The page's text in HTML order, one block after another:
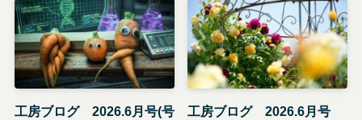
工房ブログ 2026.6月号(号
工房ブログ 2026.6月号